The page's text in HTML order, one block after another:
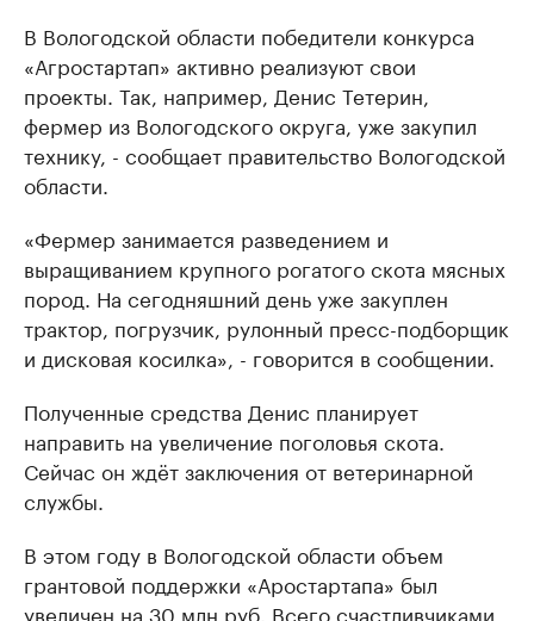
В Вологодской области победители конкурса
«Агростартап» активно реализуют свои
проекты. Так, например, Денис Тетерин,
фермер из Вологодского округа, уже закупил
технику, - сообщает правительство Вологодской
области.
«Фермер занимается разведением и
выращиванием крупного рогатого скота мясных
пород. На сегодняшний день уже закуплен
трактор, погрузчик, рулонный пресс-подборщик
и дисковая косилка», - говорится в сообщении.
Полученные средства Денис планирует
направить на увеличение поголовья скота.
Сейчас он ждёт заключения от ветеринарной
службы.
В этом году в Вологодской области объем
грантовой поддержки «Аростартапа» был
увеличен на 30 млн руб. Всего счастливчиками